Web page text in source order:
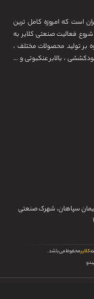
است که امروزه کامل ترین
شروع فعالیت صنعتی کلایر به
بر تولید محصولات مختلف ،
خودکششی ، بالابر عنکبوتی و …
سپاهان، شهرک صنعتی
کلایرمحفوظ می‌باشد .